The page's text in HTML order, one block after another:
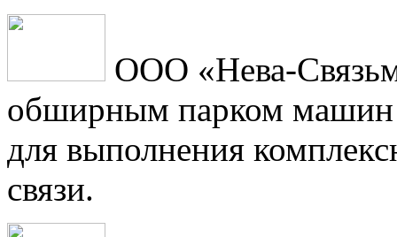
ООО «Нева-
обширным парком машин
для выполнения
связи.